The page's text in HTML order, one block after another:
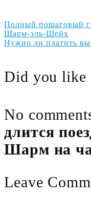
Полный пошаговый
Шарм-эль-Шейх
Нужно ли платить
Did you like
No
длится
Шарм на
Leave